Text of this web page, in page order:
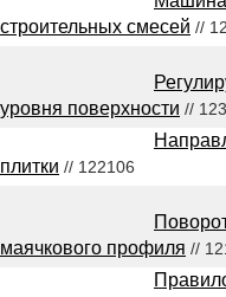
строительных смесей //
уровня поверхности //
плитки // 122106
маячкового профиля //